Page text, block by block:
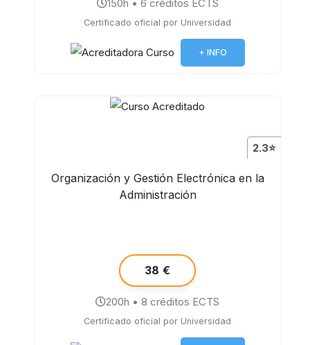
150h • 6 créditos ECTS
Certificado oficial por Universidad
+ INFO
2.3⭐
Organización y Gestión Electrónica en la
Administración
38 €
200h • 8 créditos ECTS
Certificado oficial por Universidad